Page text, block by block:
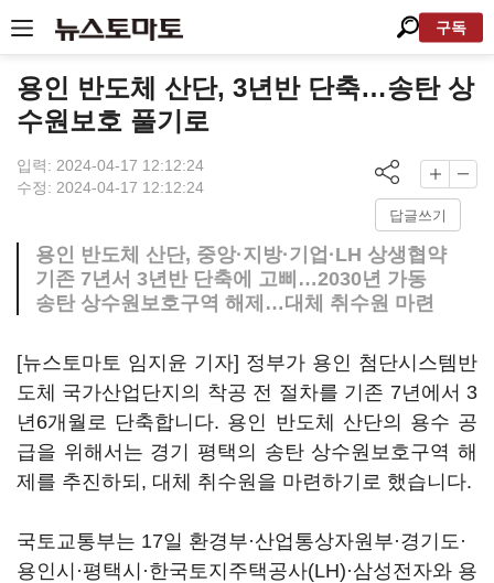
구독
용인 반도체 산단, 3년반 단축…송탄 상
수원보호 풀기로
입력: 2024-04-17 12:12:24
수정: 2024-04-17 12:12:24
답글쓰기
용인 반도체 산단, 중앙·지방·기업·LH 상생협약
기존 7년서 3년반 단축에 고삐…2030년 가동
송탄 상수원보호구역 해제…대체 취수원 마련
[뉴스토마토 임지윤 기자] 정부가 용인 첨단시스템반
도체 국가산업단지의 착공 전 절차를 기존 7년에서 3
년6개월로 단축합니다. 용인 반도체 산단의 용수 공
급을 위해서는 경기 평택의 송탄 상수원보호구역 해
제를 추진하되, 대체 취수원을 마련하기로 했습니다.
국토교통부는 17일 환경부·산업통상자원부·경기도·
용인시·평택시·한국토지주택공사(LH)·삼성전자와 용